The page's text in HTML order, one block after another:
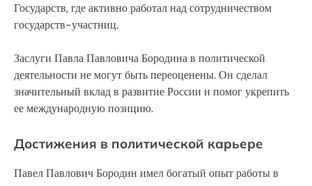
Государств, где активно работал над сотрудничеством
государств-участниц.
Заслуги Павла Павловича Бородина в политической
деятельности не могут быть переоценены. Он сделал
значительный вклад в развитие России и помог укрепить
ее международную позицию.
Достижения в политической карьере
Павел Павлович Бородин имел богатый опыт работы в